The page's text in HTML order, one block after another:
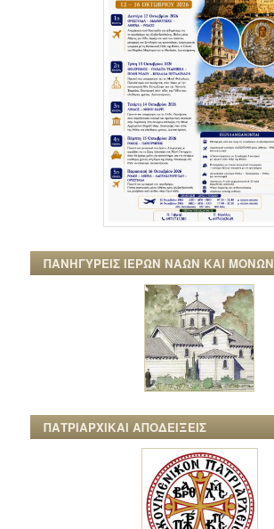
ΠΑΝΗΓΥΡΕΙΣ ΙΕΡΩΝ ΝΑΩΝ ΚΑΙ ΜΟΝΩΝ
ΠΑΤΡΙΑΡΧΙΚΑΙ ΑΠΟΔΕΙΞΕΙΣ